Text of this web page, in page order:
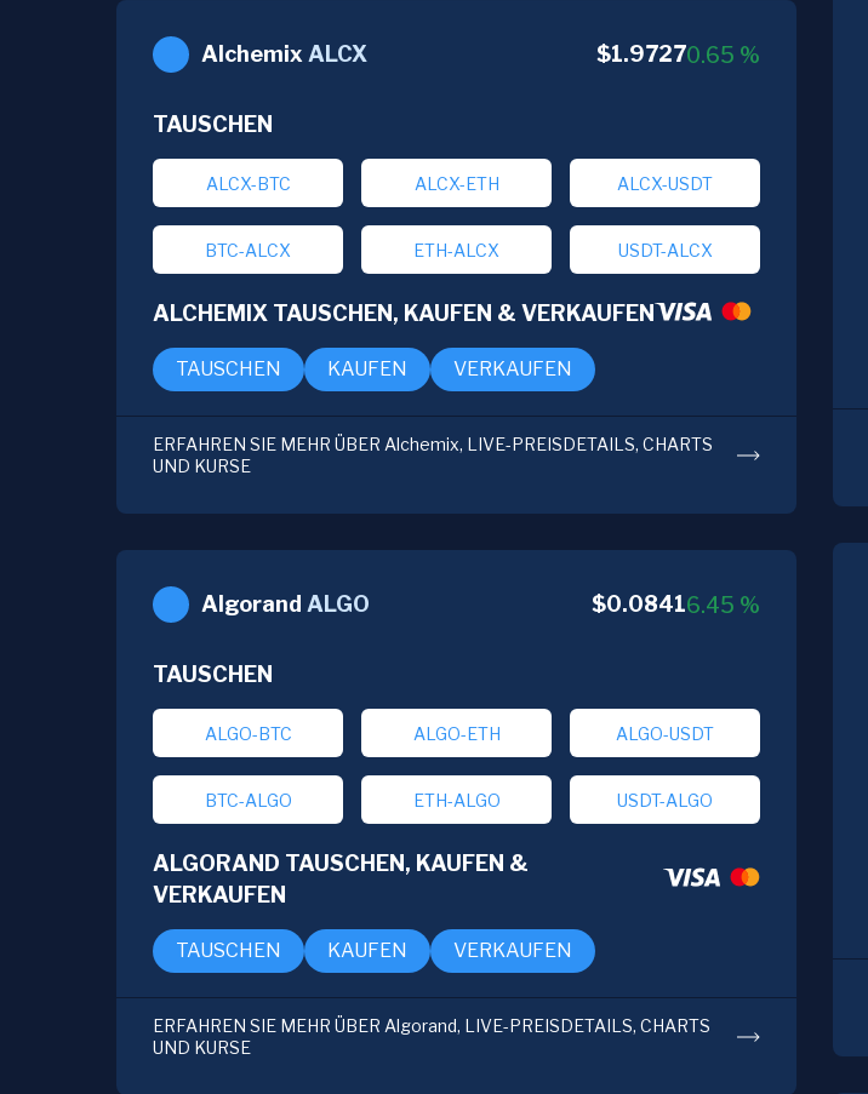
Alchemix ALCX $1.97270.65 %
TAUSCHEN
ALCX-BTC ALCX-ETH ALCX-USDT
BTC-ALCX ETH-ALCX USDT-ALCX
ALCHEMIX TAUSCHEN, KAUFEN & VERKAUFEN
TAUSCHEN KAUFEN VERKAUFEN
ERFAHREN SIE MEHR ÜBER Alchemix, LIVE-PREISDETAILS, CHARTS
UND KURSE
Algorand ALGO $0.08416.45 %
TAUSCHEN
ALGO-BTC ALGO-ETH ALGO-USDT
BTC-ALGO ETH-ALGO USDT-ALGO
ALGORAND TAUSCHEN, KAUFEN &
VERKAUFEN
TAUSCHEN KAUFEN VERKAUFEN
ERFAHREN SIE MEHR ÜBER Algorand, LIVE-PREISDETAILS, CHARTS
UND KURSE